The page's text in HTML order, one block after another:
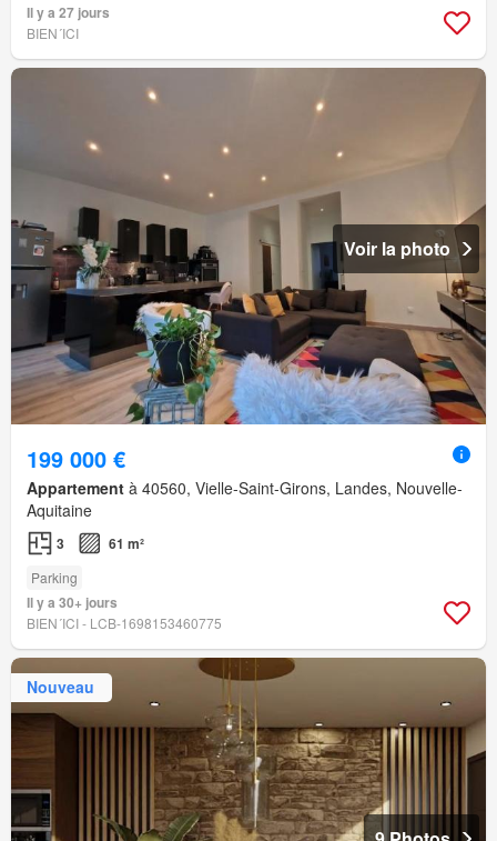
Il y a 27 jours
BIEN´ICI
Voir la photo
199 000 €
Appartement à 40560, Vielle-Saint-Girons, Landes, Nouvelle-
Aquitaine
3 61 m²
Parking
Il y a 30+ jours
BIEN´ICI - LCB-1698153460775
Nouveau